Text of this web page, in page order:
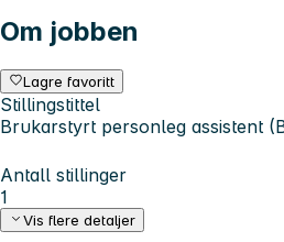
Om jobben
Lagre favoritt
Stillingstittel
Brukarstyrt personleg assistent
Antall stillinger
1
Vis flere detaljer